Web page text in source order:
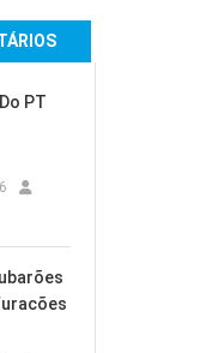
PT